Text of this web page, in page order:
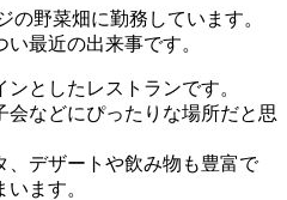
の野菜畑に勤務しています。
最近の出来事です。
としたレストランです。
会などにぴったりな場所だと思
、デザートや飲み物も豊富で
ます。